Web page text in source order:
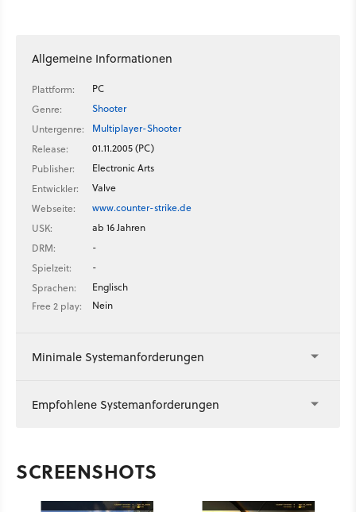
Allgemeine Informationen
Plattform:
PC
Genre:
Shooter
Untergenre:
Multiplayer-Shooter
Release:
01.11.2005 (PC)
Publisher:
Electronic Arts
Entwickler:
Valve
Webseite:
www.counter-strike.de
USK:
ab 16 Jahren
DRM:
-
Spielzeit:
-
Sprachen:
Englisch
Free 2 play:
Nein
Minimale Systemanforderungen
Empfohlene Systemanforderungen
SCREENSHOTS